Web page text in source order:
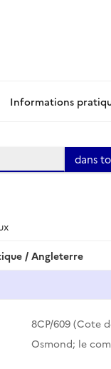
Informations
dans
/ Angleterre
8CP/609 (Cote
Osmond; le